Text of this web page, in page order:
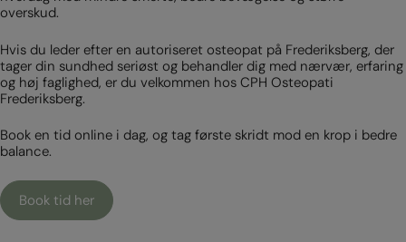
overskud.
Hvis du leder efter en autoriseret osteopat på Frederiksberg, der
tager din sundhed seriøst og behandler dig med nærvær, erfaring
og høj faglighed, er du velkommen hos CPH Osteopati
Frederiksberg.
Book en tid online i dag, og tag første skridt mod en krop i bedre
balance.
Book tid her